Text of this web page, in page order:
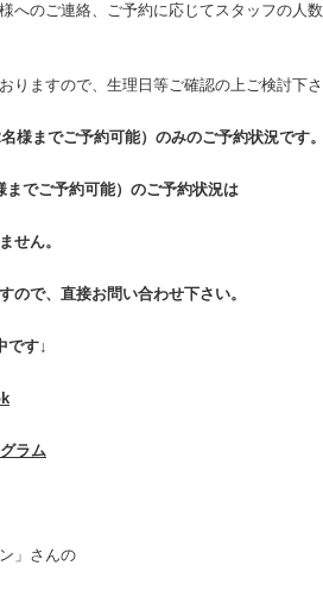
へのご連絡、ご予約に応じてスタッフの人
りますので、生理日等ご確認の上ご検討下
様までご予約可能）のみのご予約状況です
までご予約可能）のご予約状況は
せん。
ので、直接お問い合わせ下さい。
です↓
ラム
」さんの